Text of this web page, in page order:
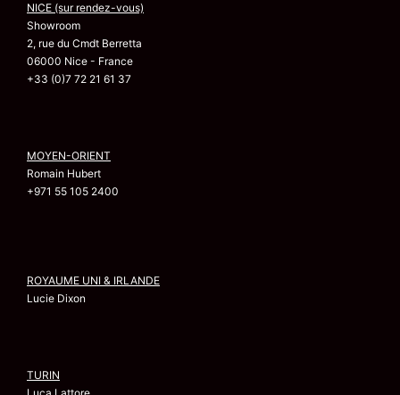
NICE (sur rendez-vous)
Showroom
2, rue du Cmdt Berretta
06000 Nice - France
+33 (0)7 72 21 61 37
MOYEN-ORIENT
Romain Hubert
+971 55 105 2400
ROYAUME UNI & IRLANDE
Lucie Dixon
TURIN